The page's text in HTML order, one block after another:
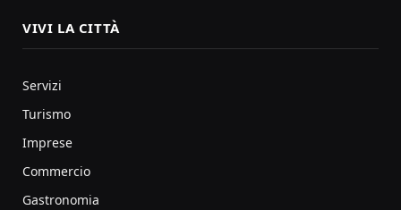
VIVI LA CITTÀ
Servizi
Turismo
Imprese
Commercio
Gastronomia